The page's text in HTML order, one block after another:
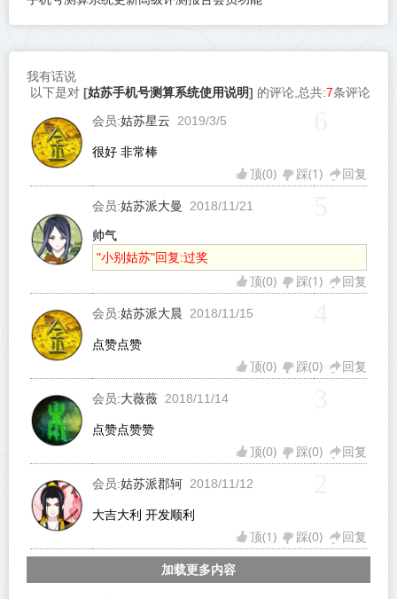
我有话说
以下是对 [姑苏手机号测算系统使用说明] 的评论,总共:7条评论
会员:姑苏星云 2019/3/5
很好 非常棒
顶(0) 踩(1) 回复
会员:姑苏派大曼 2018/11/21
帅气
"小别姑苏"回复:过奖
顶(0) 踩(1) 回复
会员:姑苏派大晨 2018/11/15
点赞点赞
顶(0) 踩(0) 回复
会员:大薇薇 2018/11/14
点赞点赞赞
顶(0) 踩(0) 回复
会员:姑苏派郡轲 2018/11/12
大吉大利 开发顺利
顶(1) 踩(0) 回复
加载更多内容